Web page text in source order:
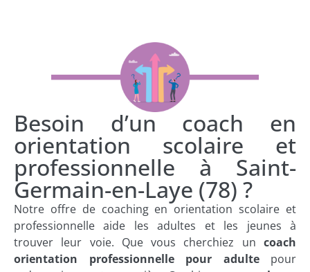
Besoin d’un coach en
orientation scolaire et
professionnelle à Saint-
Germain-en-Laye (78) ?
Notre offre de coaching en orientation scolaire et
professionnelle aide les adultes et les jeunes à
trouver leur voie. Que vous cherchiez un coach
orientation professionnelle pour adultepour